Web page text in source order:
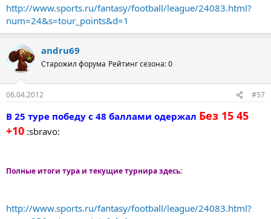
http://www.sports.ru/fantasy/football/league/24083.html?
num=24&s=tour_points&d=1
andru69
Старожил форума Рейтинг сезона: 0
06.04.2012 #57
В 25 туре победу с 48 баллами одержал Без 15 45
+10 :sbravo:
Полные итоги тура и текущие турнира здесь:
http://www.sports.ru/fantasy/football/league/24083.html?